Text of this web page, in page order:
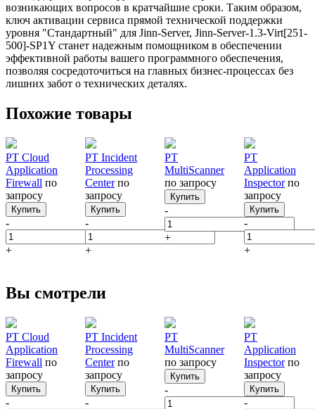
возникающих вопросов в кратчайшие сроки. Таким образом,
ключ активации сервиса прямой технической поддержки
уровня "Стандартный" для Jinn-Server, Jinn-Server-1.3-Virt[251-
500]-SP1Y станет надежным помощником в обеспечении
эффективной работы вашего программного обеспечения,
позволяя сосредоточиться на главных бизнес-процессах без
лишних забот о технических деталях.
Похожие товары
PT Cloud
Application
Firewall по
запросу
Купить
-
+
PT Incident
Processing
Center по
запросу
Купить
-
+
PT
MultiScanner
по запросу
Купить
-
+
PT
Application
Inspector по
запросу
Купить
-
+
Вы смотрели
PT Cloud
Application
Firewall по
запросу
Купить
-
PT Incident
Processing
Center по
запросу
Купить
-
PT
MultiScanner
по запросу
Купить
-
PT
Application
Inspector по
запросу
Купить
-